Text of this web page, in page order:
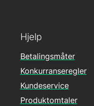
Hjelp
Betalingsmåter
Konkurranseregler
Kundeservice
Produktomtaler